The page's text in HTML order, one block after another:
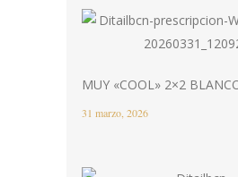
MUY «COOL» 2×2
31 marzo, 2026